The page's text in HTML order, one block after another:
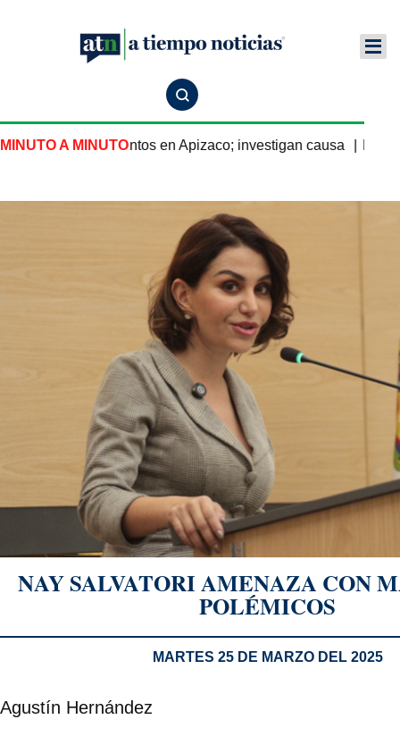
MINUTO A MINUTO
salón de eventos en Apizaco; investigan causa Nayeli
NAY SALVATORI AMENAZA CON
POLÉMICOS
MARTES 25 DE MARZO DEL 2025
Agustín Hernández